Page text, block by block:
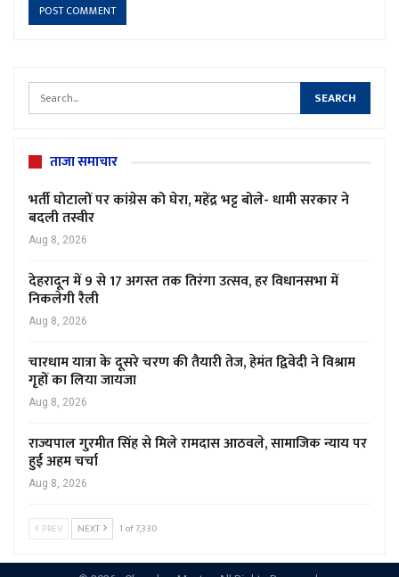
ताजा समाचार
भर्ती घोटालों पर कांग्रेस को घेरा, महेंद्र भट्ट बोले- धामी सरकार ने
बदली तस्वीर
Aug 8, 2026
देहरादून में 9 से 17 अगस्त तक तिरंगा उत्सव, हर विधानसभा में
निकलेगी रैली
Aug 8, 2026
चारधाम यात्रा के दूसरे चरण की तैयारी तेज, हेमंत द्विवेदी ने विश्राम
गृहों का लिया जायजा
Aug 8, 2026
राज्यपाल गुरमीत सिंह से मिले रामदास आठवले, सामाजिक न्याय पर
हुई अहम चर्चा
Aug 8, 2026
PREV NEXT 1 of 7,330